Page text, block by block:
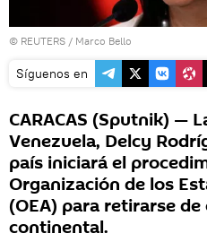
© REUTERS / Marco Bello
Síguenos en
CARACAS (Sputnik) —
Venezuela, Delcy
país iniciará el
Organización de los
(OEA) para retirarse
continental.